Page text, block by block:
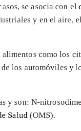
se asocia con el
y en el aire,
alimentos como los
los automóviles y
y son: N-
Salud (OMS).